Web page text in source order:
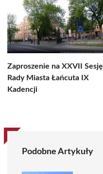
Zaproszenie na XXVII Sesję
Rady Miasta Łańcuta IX
Kadencji
Podobne Artykuły